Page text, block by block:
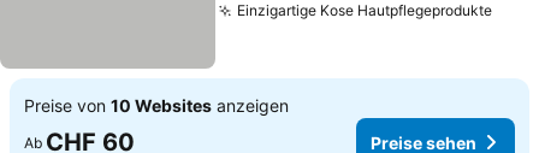
Einzigartige Kose Hautpflegeprodukte
Preise von 10 Websites anzeigen
Ab CHF 60 Preise sehen